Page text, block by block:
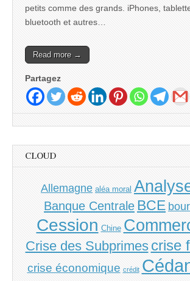
petits comme des grands. iPhones,
bluetooth et autres…
Read more →
Partagez
CLOUD
Allemagne aléa moral
Banque Centrale BCE
Cession Chine
Crise des Subprimes crise
crise économique crédit